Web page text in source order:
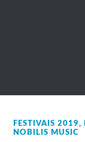
FESTIVAIS 2019,
NOBILIS MUSIC